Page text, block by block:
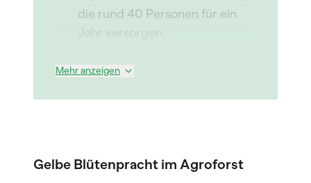
die rund 40 Personen für ein
Jahr versorgen.
Mehr anzeigen
Gelbe Blütenpracht im Agroforst